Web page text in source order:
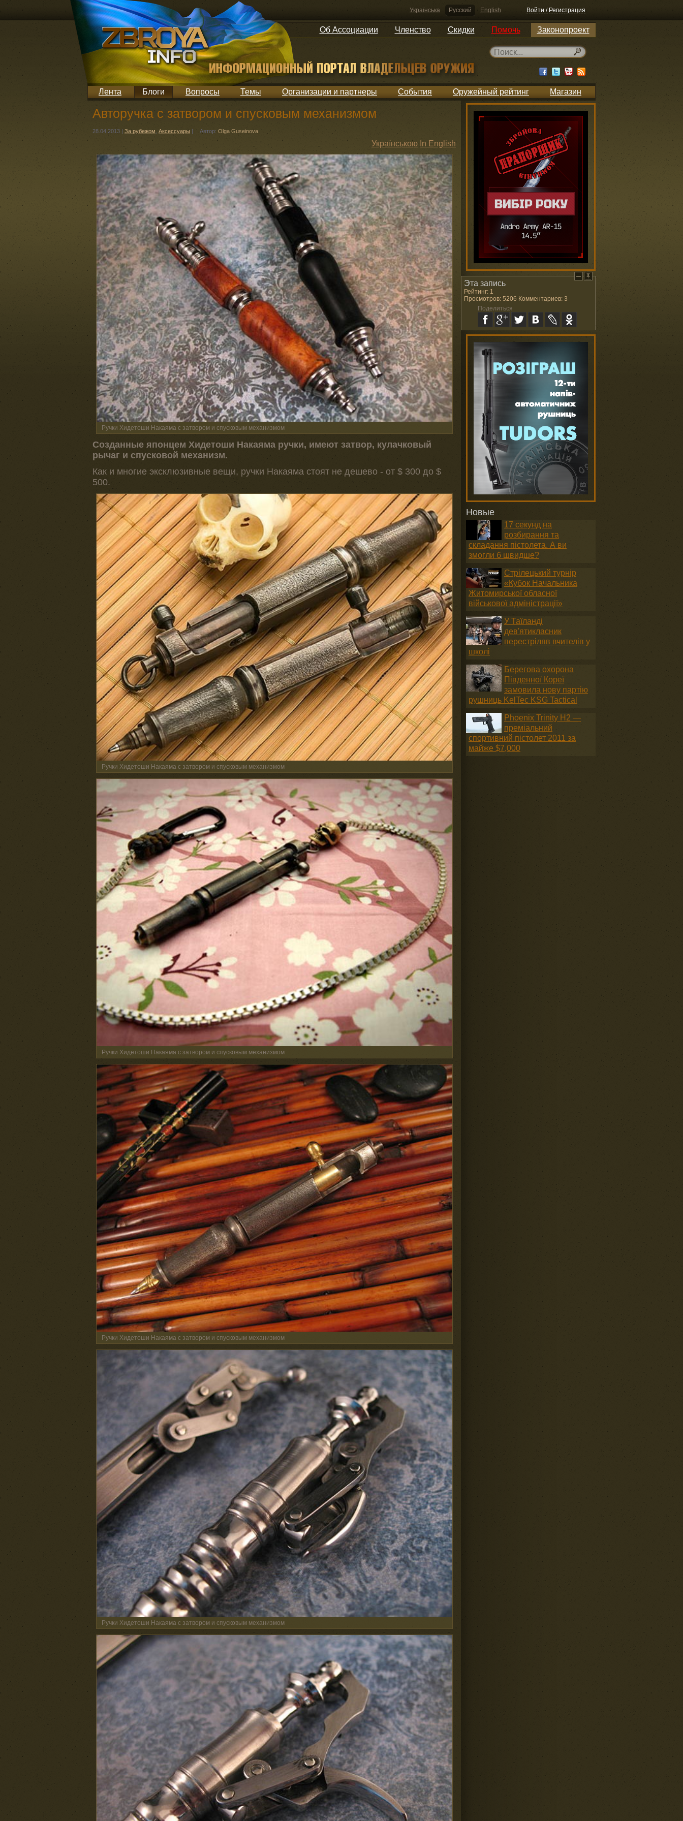
Українська Русский English Войти / Регистрация
Об Ассоциации Членство Скидки Помочь Законопроект
Лента Блоги Вопросы Темы Организации и партнеры События Оружейный рейтинг Магазин
Авторучка с затвором и спусковым механизмом
28.04.2013 | За рубежом Аксессуары | Автор: Olga Guseinova
Українською In English
Ручки Хидетоши Накаяма с затвором и спусковым механизмом
Созданные японцем Хидетоши Накаяма ручки, имеют затвор, кулачковый
рычаг и спусковой механизм.
Как и многие эксклюзивные вещи, ручки Накаяма стоят не дешево - от $ 300 до $
500.
Ручки Хидетоши Накаяма с затвором и спусковым механизмом
Ручки Хидетоши Накаяма с затвором и спусковым механизмом
Ручки Хидетоши Накаяма с затвором и спусковым механизмом
Ручки Хидетоши Накаяма с затвором и спусковым механизмом
Новые
17 секунд на
розбирання та
складання пістолета. А ви
змогли б швидше?
Стрілецький турнір
«Кубок Начальника
Житомирської обласної
військової адміністрації»
У Таїланді
дев'ятикласник
перестріляв вчителів у
школі
Берегова охорона
Південної Кореї
замовила нову партію
рушниць KelTec KSG Tactical
Phoenix Trinity H2 —
преміальний
спортивний пістолет 2011 за
майже $7,000
Эта запись
Рейтинг: 1
Просмотров: 5206 Комментариев: 3
Поделиться